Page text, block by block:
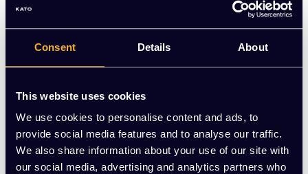
Consent Details About
This website uses cookies
We use cookies to personalise content and ads, to
provide social media features and to analyse our traffic.
We also share information about your use of our site with
our social media, advertising and analytics partners who
Royale lounge poef in beige met zachte stoffering en
Op voorraad
Toevoegen aan winkelwagen
Vraag jouw persoonlijke aanbieding aan